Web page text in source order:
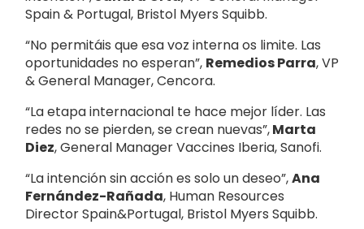
Spain & Portugal, Bristol Myers Squibb.
“No permitáis que esa voz interna os limite. Las
oportunidades no esperan”, Remedios Parra, VP
& General Manager, Cencora.
“La etapa internacional te hace mejor líder. Las
redes no se pierden, se crean nuevas”,Marta
Diez, General Manager Vaccines Iberia, Sanofi.
“La intención sin acción es solo un deseo”,Ana
Fernández-Rañada, Human Resources
Director Spain&Portugal, Bristol Myers Squibb.